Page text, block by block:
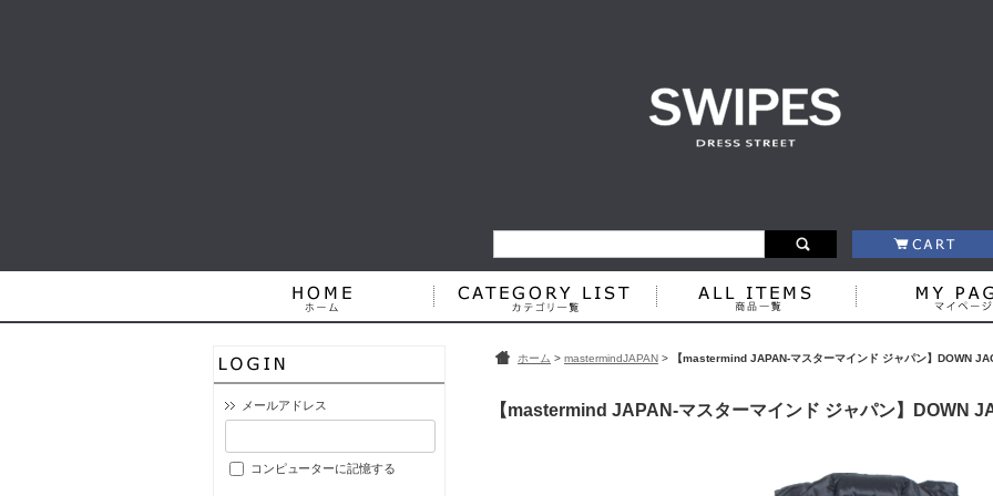
メールアドレス
コンピューターに記憶する
ホーム > mastermindJAPAN > 【mastermind JAPAN-マスターマインド ジャパン】DOWN
【mastermind JAPAN-マスターマインド ジャパン】DOWN